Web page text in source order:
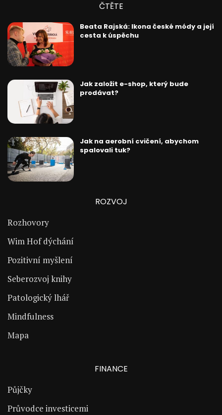
ČTĚTE
Beata Rajská: Ikona české módy a její
cesta k úspěchu
Jak založit e-shop, který bude
prodávat?
Jak na aerobní cvičení, abychom
spalovali tuk?
ROZVOJ
Rozhovory
Wim Hof dýchání
Pozitivní myšlení
Seberozvoj knihy
Patologický lhář
Mindfulness
Mapa
FINANCE
Půjčky
Průvodce investicemi